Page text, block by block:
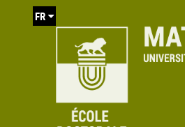
FR